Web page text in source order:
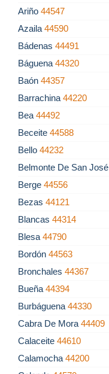
Ariño 44547
Azaila 44590
Bádenas 44491
Báguena 44320
Baón 44357
Barrachina 44220
Bea 44492
Beceite 44588
Bello 44232
Belmonte De San José
Berge 44556
Bezas 44121
Blancas 44314
Blesa 44790
Bordón 44563
Bronchales 44367
Bueña 44394
Burbáguena 44330
Cabra De Mora 44409
Calaceite 44610
Calamocha 44200